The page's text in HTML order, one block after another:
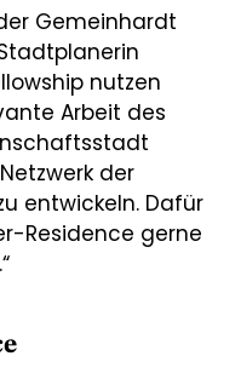
Gemeinhardt
nutzen
Arbeit des
der
entwickeln. Dafür
Residence gerne